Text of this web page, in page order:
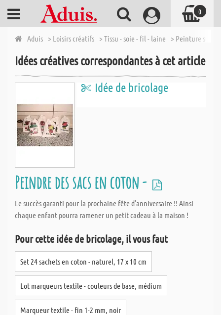
Aduis > Loisirs créatifs > Tissu - soie - fil - laine > Peinture sur
Idées créatives correspondantes à cet article
Idée de bricolage
Peindre des sacs en coton -
Le succès garanti pour la prochaine fête d'anniversaire !! Ainsi
chaque enfant pourra ramener un petit cadeau à la maison !
Pour cette idée de bricolage, il vous faut
Set 24 sachets en coton - naturel, 17 x 10 cm
Lot marqueurs textile - couleurs de base, médium
Marqueur textile - fin 1-2 mm, noir
0